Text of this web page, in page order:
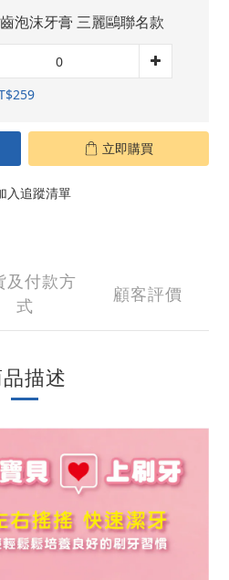
泡沫牙膏 三麗鷗聯名款
立即購買
入追蹤清單
及付款方
式
顧客評價
描述